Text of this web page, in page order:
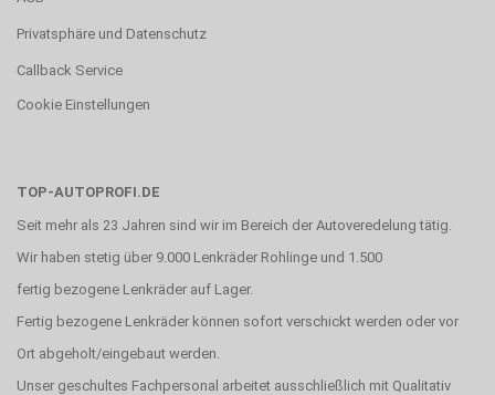
Privatsphäre und Datenschutz
Callback Service
Cookie Einstellungen
TOP-AUTOPROFI.DE
Seit mehr als 23 Jahren sind wir im Bereich der Autoveredelung tätig.
Wir haben stetig über 9.000 Lenkräder Rohlinge und 1.500
fertig bezogene Lenkräder auf Lager.
Fertig bezogene Lenkräder können sofort verschickt werden oder vor
Ort abgeholt/eingebaut werden.
Unser geschultes Fachpersonal arbeitet ausschließlich mit Qualitativ